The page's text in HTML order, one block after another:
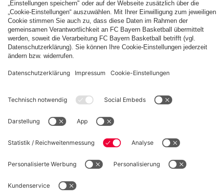
Fan-
App
Heimspiele
Jersey
2026/27
PARTNER
© FC Bayern München Basketball GmbH